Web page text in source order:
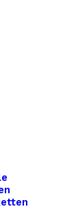
klei de
als ervaren
om zijn
het
Of je nu een
een
boetseren,
Cernit
al je